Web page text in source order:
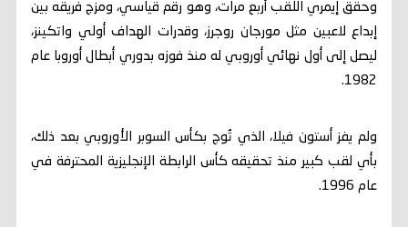
وحقق إيمري اللقب أربع مرات، وهو رقم قياسي، ومزج فريقه بين
إبداع لاعبين مثل مورجان روجرز، وقدرات الهداف أولي واتكينز،
ليصل إلى أول نهائي أوروبي له منذ فوزه بدوري أبطال أوروبا عام
1982.
ولم يفز أستون فيلا، الذي تُوج بكأس السوبر الأوروبي بعد ذلك،
بأي لقب كبير منذ تحقيقه كأس الرابطة الإنجليزية المحترفة في
عام 1996.